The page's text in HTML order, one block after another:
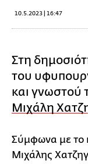
10.5.2023 | 16:47
Στη
του
και γνωστού
Μιχάλη
Σύμφωνα με το
Μιχάλης